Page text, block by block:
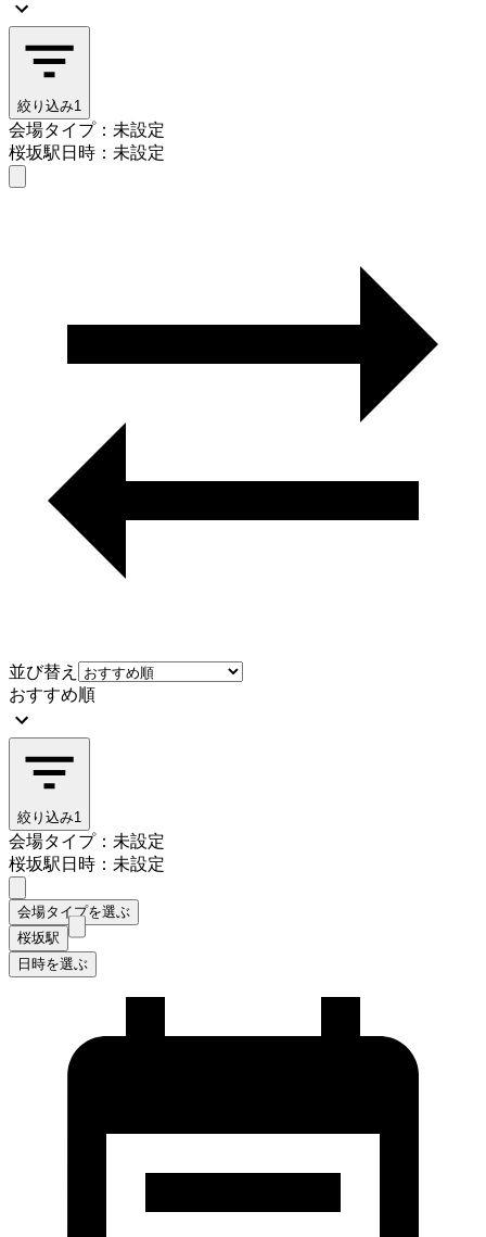
絞り込み1
会場タイプ：未設定
桜坂駅日時：未設定
並び替え
おすすめ順
絞り込み1
会場タイプ：未設定
桜坂駅日時：未設定
会場タイプを選ぶ
桜坂駅
日時を選ぶ